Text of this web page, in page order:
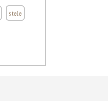
stele